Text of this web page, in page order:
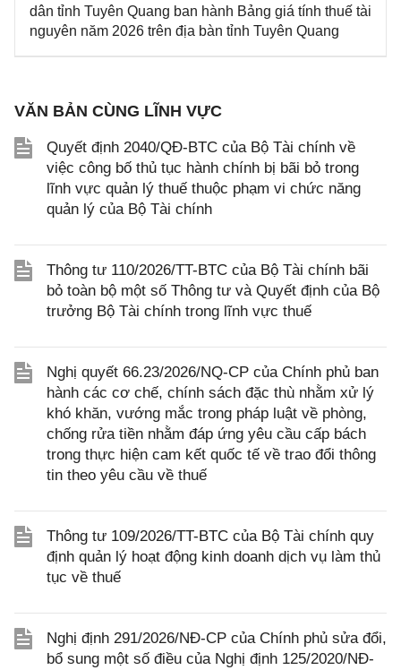
dân tỉnh Tuyên Quang ban hành Bảng giá tính thuế tài
nguyên năm 2026 trên địa bàn tỉnh Tuyên Quang
VĂN BẢN CÙNG LĨNH VỰC
Quyết định 2040/QĐ-BTC của Bộ Tài chính về
việc công bố thủ tục hành chính bị bãi bỏ trong
lĩnh vực quản lý thuế thuộc phạm vi chức năng
quản lý của Bộ Tài chính
Thông tư 110/2026/TT-BTC của Bộ Tài chính bãi
bỏ toàn bộ một số Thông tư và Quyết định của Bộ
trưởng Bộ Tài chính trong lĩnh vực thuế
Nghị quyết 66.23/2026/NQ-CP của Chính phủ ban
hành các cơ chế, chính sách đặc thù nhằm xử lý
khó khăn, vướng mắc trong pháp luật về phòng,
chống rửa tiền nhằm đáp ứng yêu cầu cấp bách
trong thực hiện cam kết quốc tế về trao đổi thông
tin theo yêu cầu về thuế
Thông tư 109/2026/TT-BTC của Bộ Tài chính quy
định quản lý hoạt động kinh doanh dịch vụ làm thủ
tục về thuế
Nghị định 291/2026/NĐ-CP của Chính phủ sửa đổi,
bổ sung một số điều của Nghị định 125/2020/NĐ-